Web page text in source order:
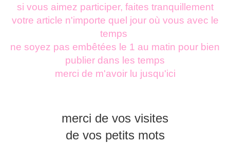
si vous aimez participer, faites tranquillement
votre article n'importe quel jour où vous avec le
temps
ne soyez pas embêtées le 1 au matin pour bien
publier dans les temps
merci de m'avoir lu jusqu'ici
merci de vos visites
de vos petits mots